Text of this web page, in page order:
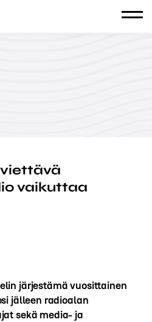
vaikuttaa
järjestämä vuosittainen
jälleen radioalan
sekä media- ja